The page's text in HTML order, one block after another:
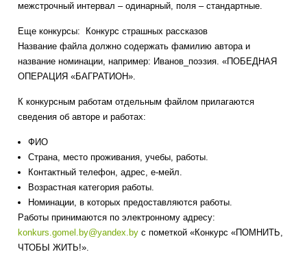
межстрочный интервал – одинарный, поля – стандартные.
Еще конкурсы:
Конкурс страшных рассказов
Название файла должно содержать фамилию автора и
название номинации, например: Иванов_поэзия. «ПОБЕДНАЯ
ОПЕРАЦИЯ «БАГРАТИОН».
К конкурсным работам отдельным файлом прилагаются
сведения об авторе и работах:
ФИО
Страна, место проживания, учебы, работы.
Контактный телефон, адрес, е-мейл.
Возрастная категория работы.
Номинации, в которых предоставляются работы.
Работы принимаются по электронному адресу:
konkurs.gomel.by@yandex.by с пометкой «Конкурс «ПОМНИТЬ,
ЧТОБЫ ЖИТЬ!».